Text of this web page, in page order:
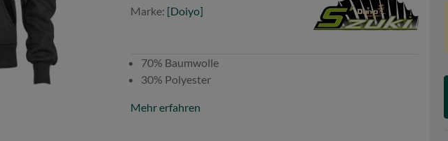
Marke: [Doiyo]
Doiyo
70% Baumwolle
30% Polyester
Mehr erfahren